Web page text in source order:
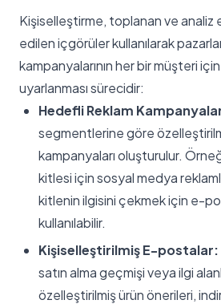
Kişiselleştirme, toplanan ve analiz
edilen içgörüler kullanılarak
kampanyalarının her bir müşteri
uyarlanması sürecidir:
Hedefli Reklam
segmentlerine göre
kampanyaları oluşturulur.
kitlesi için sosyal medya
kitlenin ilgisini çekmek için e-
kullanılabilir.
Kişiselleştirilmiş E-postalar:
satın alma geçmişi veya ilgi
özelleştirilmiş ürün önerileri,